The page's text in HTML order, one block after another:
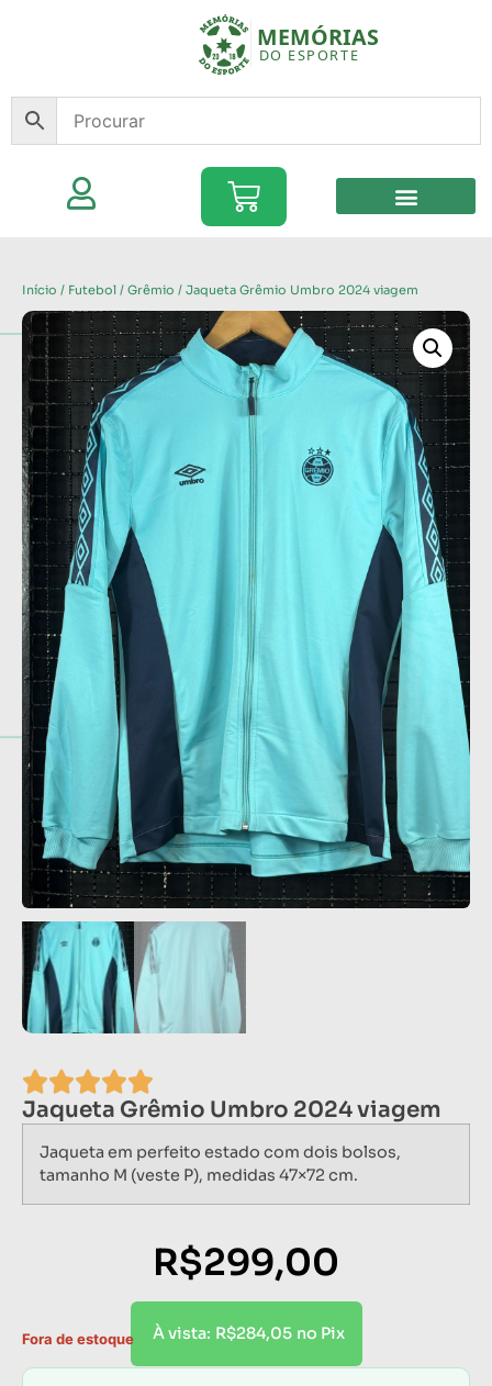
Início / Futebol / Grêmio / Jaqueta Grêmio Umbro 2024 viagem
Jaqueta Grêmio Umbro 2024 viagem
Jaqueta em perfeito estado com dois bolsos,
tamanho M (veste P), medidas 47×72 cm.
R$299,00
À vista: R$284,05 no Pix
Fora de estoque